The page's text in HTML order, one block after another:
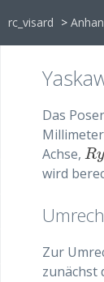
rc_visard >
Das
Achse, Ry
Ry
wird
Zur
zunächst